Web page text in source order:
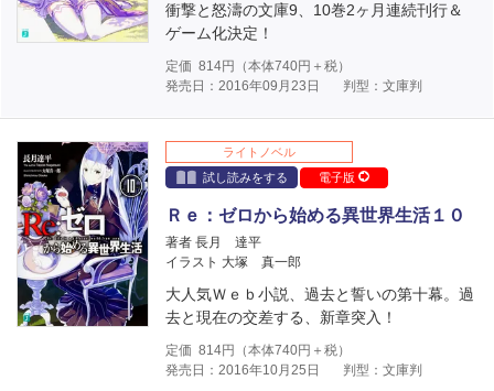
衝撃と怒濤の文庫9、10巻2ヶ月連続刊行＆
ゲーム化決定！
定価 814円（本体740円＋税）
発売日：2016年09月23日
判型：文庫判
ライトノベル
試し読みをする
電子版
Ｒｅ：ゼロから始める異世界生活１０
著者 長月 達平
イラスト 大塚 真一郎
大人気Ｗｅｂ小説、過去と誓いの第十幕。過
去と現在の交差する、新章突入！
定価 814円（本体740円＋税）
発売日：2016年10月25日
判型：文庫判